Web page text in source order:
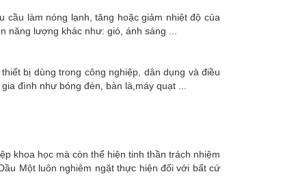
cầu làm nóng lạnh, tăng hoặc giảm nhiệt độ của
năng lượng khác như: gió, ánh sáng ...
bị dùng trong công nghiệp, dân dụng và điều
đình như bóng đèn, bàn là,máy quạt ...
khoa học mà còn thể hiện tinh thần trách nhiệm
Một luôn nghiêm ngặt thực hiện đối với bất cứ